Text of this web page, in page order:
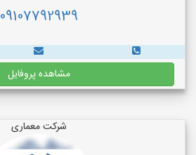
09107792939
مشاهده پروفایل
شرکت معماری